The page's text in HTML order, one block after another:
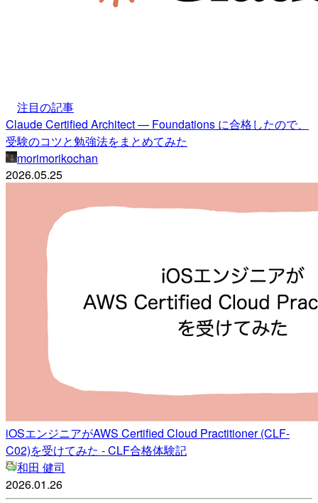
注目の記事
Claude Certified Architect — Foundations に合格したので、
受験のコツと勉強法をまとめてみた
morimorikochan
2026.05.25
iOSエンジニアがAWS Certified Cloud Practitioner (CLF-
C02)を受けてみた - CLF合格体験記
和田 健司
2026.01.26